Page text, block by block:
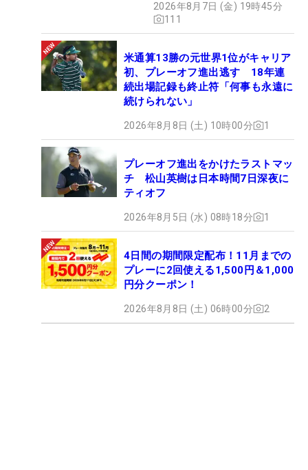
2026年8月7日 (金) 19時45分
111
米通算13勝の元世界1位がキャリア
初、プレーオフ進出逃す 18年連
続出場記録も終止符「何事も永遠に
続けられない」
2026年8月8日 (土) 10時00分 1
プレーオフ進出をかけたラストマッ
チ 松山英樹は日本時間7日深夜に
ティオフ
2026年8月5日 (水) 08時18分 1
4日間の期間限定配布！11月までの
プレーに2回使える1,500円＆1,000
円分クーポン！
2026年8月8日 (土) 06時00分 2